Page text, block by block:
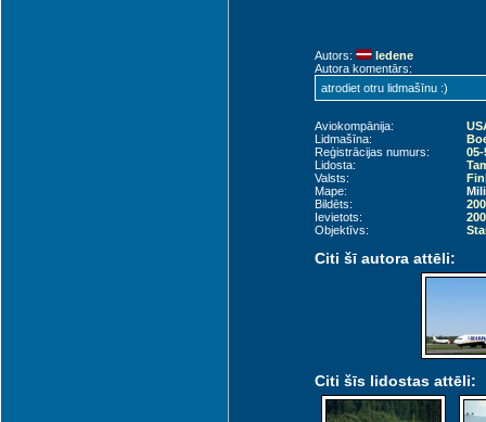
Autors:
ledene
Autora komentārs:
atrodiet otru lidmašīnu :)
Aviokompānija:
Lidmašīna:
Reģistrācijas numurs:
05-
Lidosta:
Valsts:
Mape:
Bildēts:
Ievietots:
Objektīvs:
Citi šī autora attēli:
Citi šīs lidostas attēli: